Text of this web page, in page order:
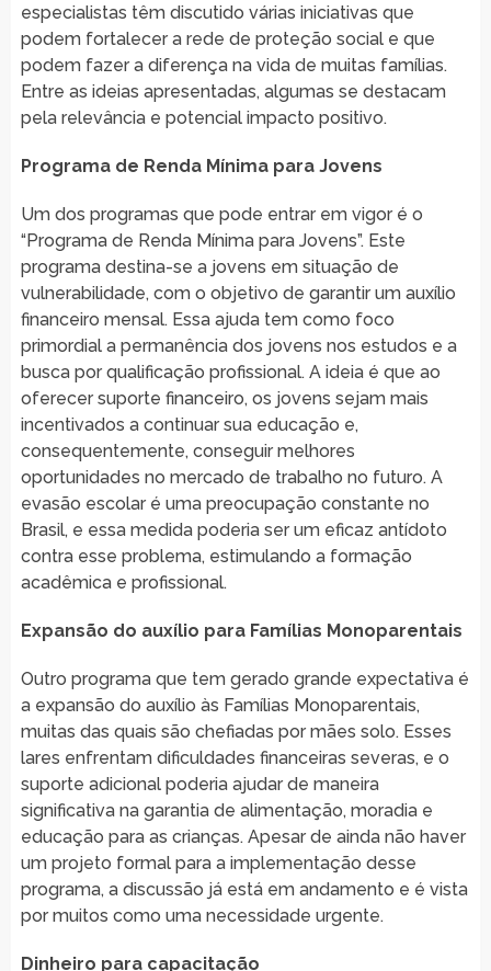
especialistas têm discutido várias iniciativas que
podem fortalecer a rede de proteção social e que
podem fazer a diferença na vida de muitas famílias.
Entre as ideias apresentadas, algumas se destacam
pela relevância e potencial impacto positivo.
Programa de Renda Mínima para Jovens
Um dos programas que pode entrar em vigor é o
“Programa de Renda Mínima para Jovens”. Este
programa destina-se a jovens em situação de
vulnerabilidade, com o objetivo de garantir um auxílio
financeiro mensal. Essa ajuda tem como foco
primordial a permanência dos jovens nos estudos e a
busca por qualificação profissional. A ideia é que ao
oferecer suporte financeiro, os jovens sejam mais
incentivados a continuar sua educação e,
consequentemente, conseguir melhores
oportunidades no mercado de trabalho no futuro. A
evasão escolar é uma preocupação constante no
Brasil, e essa medida poderia ser um eficaz antídoto
contra esse problema, estimulando a formação
acadêmica e profissional.
Expansão do auxílio para Famílias Monoparentais
Outro programa que tem gerado grande expectativa é
a expansão do auxílio às Famílias Monoparentais,
muitas das quais são chefiadas por mães solo. Esses
lares enfrentam dificuldades financeiras severas, e o
suporte adicional poderia ajudar de maneira
significativa na garantia de alimentação, moradia e
educação para as crianças. Apesar de ainda não haver
um projeto formal para a implementação desse
programa, a discussão já está em andamento e é vista
por muitos como uma necessidade urgente.
Dinheiro para capacitação